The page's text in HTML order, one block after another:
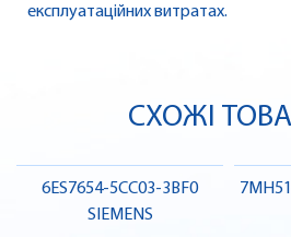
експлуатаційних витратах.
СХОЖІ
6ES7654-5CC03-3BF0
SIEMENS